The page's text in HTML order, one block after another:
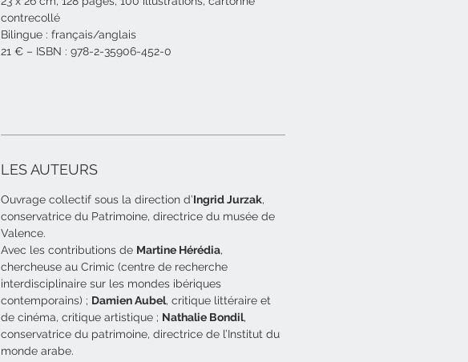
contrecollé
Bilingue : français/anglais
21 € – ISBN : 978-2-35906-452-0
LES AUTEURS
Ouvrage collectif sous la direction d’Ingrid Jurzak,
conservatrice du Patrimoine, directrice du musée de
Valence.
Avec les contributions de Martine Hérédia,
chercheuse au Crimic (centre de recherche
interdisciplinaire sur les mondes ibériques
contemporains) ; Damien Aubel, critique littéraire et
de cinéma, critique artistique ; Nathalie Bondil,
conservatrice du patrimoine, directrice de l’Institut du
monde arabe.